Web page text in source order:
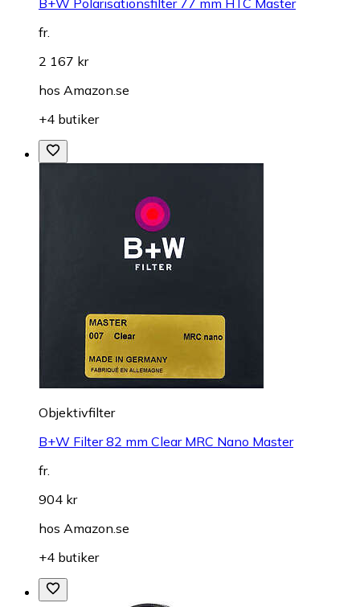
fr.
2 167 kr
hos Amazon.se
+4 butiker
Objektivfilter
B+W Filter 82 mm Clear MRC Nano Master
fr.
904 kr
hos Amazon.se
+4 butiker